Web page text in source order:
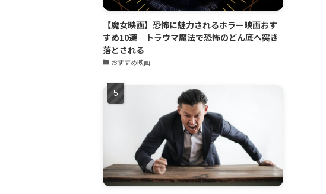
【魔女映画】恐怖に魅力されるホラー映画おす
すめ10選 トラウマ魔法で恐怖のどん底へ突き
落とされる
おすすめ映画